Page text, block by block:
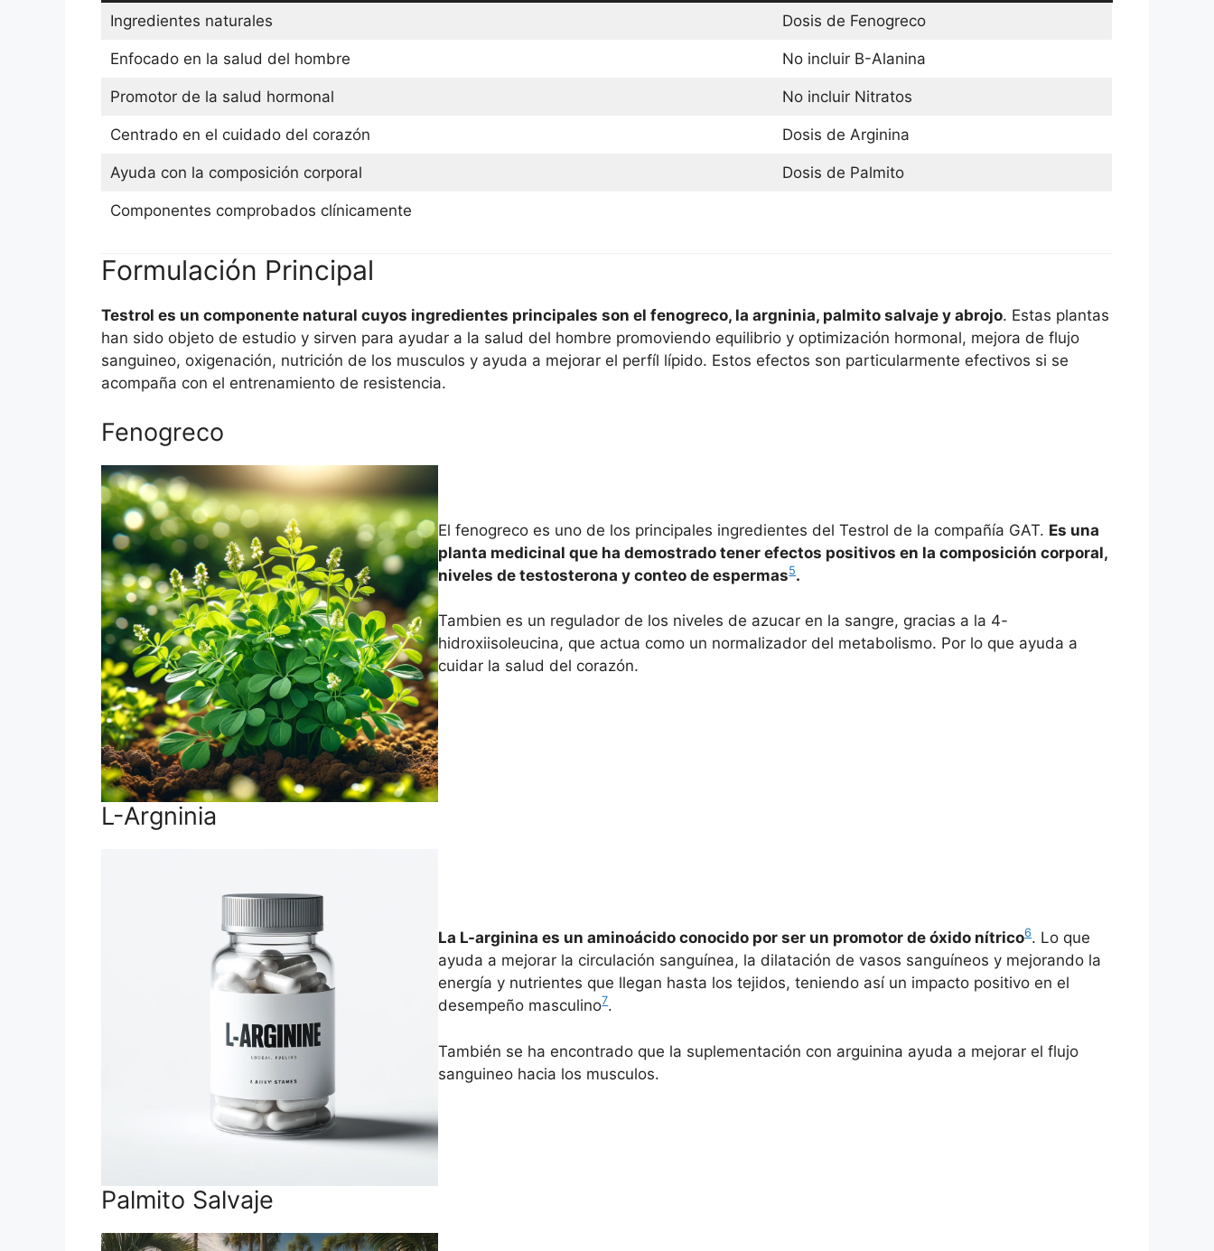
Ingredientes naturales Dosis de Fenogreco
Enfocado en la salud del hombre No incluir B-Alanina
Promotor de la salud hormonal No incluir Nitratos
Centrado en el cuidado del corazón Dosis de Arginina
Ayuda con la composición corporal Dosis de Palmito
Componentes comprobados clínicamente
Formulación Principal
Testrol es un componente natural cuyos ingredientes principales son el fenogreco, la argninia, palmito salvaje y abrojo. Estas plantas
han sido objeto de estudio y sirven para ayudar a la salud del hombre promoviendo equilibrio y optimización hormonal, mejora de flujo
sanguineo, oxigenación, nutrición de los musculos y ayuda a mejorar el perfíl lípido. Estos efectos son particularmente efectivos si se
acompaña con el entrenamiento de resistencia.
Fenogreco
El fenogreco es uno de los principales ingredientes del Testrol de la compañía GAT. Es una
planta medicinal que ha demostrado tener efectos positivos en la composición corporal,
niveles de testosterona y conteo de espermas5.
Tambien es un regulador de los niveles de azucar en la sangre, gracias a la 4-
hidroxiisoleucina, que actua como un normalizador del metabolismo. Por lo que ayuda a
cuidar la salud del corazón.
L-Argninia
La L-arginina es un aminoácido conocido por ser un promotor de óxido nítrico6. Lo que
ayuda a mejorar la circulación sanguínea, la dilatación de vasos sanguíneos y mejorando la
energía y nutrientes que llegan hasta los tejidos, teniendo así un impacto positivo en el
desempeño masculino7.
También se ha encontrado que la suplementación con arguinina ayuda a mejorar el flujo
sanguineo hacia los musculos.
Palmito Salvaje